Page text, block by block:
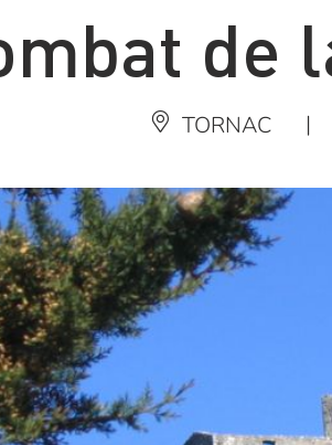
de
TORNAC |